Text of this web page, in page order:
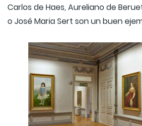
Carlos de Haes, Aureliano de
o José Maria Sert son un buen